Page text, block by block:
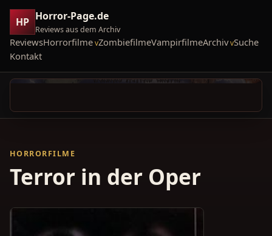
HP Horror-Page.de
Reviews aus dem Archiv
ReviewsHorrorfilme ZombiefilmeVampirfilmeArchiv Suche
Kontakt
HORRORFILME
Terror in der Oper